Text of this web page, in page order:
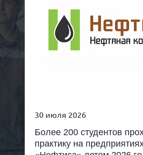
30 июля 2026
Более 200 студентов
практику на